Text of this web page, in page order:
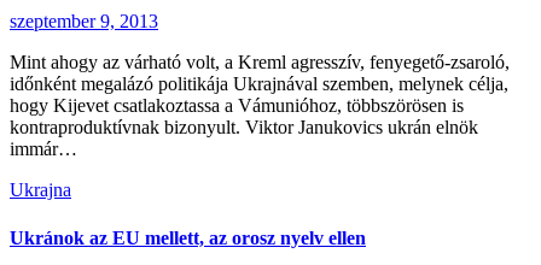
szeptember 9, 2013
Mint ahogy az várható volt, a Kreml agresszív, fenyegető-zsaroló,
időnként megalázó politikája Ukrajnával szemben, melynek célja,
hogy Kijevet csatlakoztassa a Vámunióhoz, többszörösen is
kontraproduktívnak bizonyult. Viktor Janukovics ukrán elnök
immár…
Ukrajna
Ukránok az EU mellett, az orosz nyelv ellen